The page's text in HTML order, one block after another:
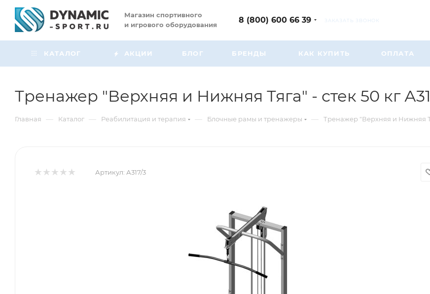
Магазин спортивного
и игрового оборудования
8 (800) 600 66 39 ЗАКАЗАТЬ ЗВОНОК
КАТАЛОГ АКЦИИ БЛОГ БРЕНДЫ КАК КУПИТЬ ОПЛАТА
Тренажер "Верхняя и Нижняя Тяга" - стек 50 кг
Главная — Каталог — Реабилитация и терапия — Блочные рамы и тренажеры — Тренажер "Верхняя и Нижняя
Артикул: А317/3